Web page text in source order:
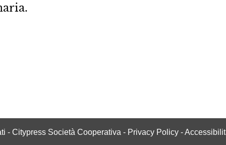
- Citypress Società Cooperativa - Privacy Policy -